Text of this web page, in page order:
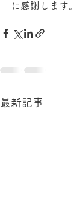
に感謝します。
最新記事